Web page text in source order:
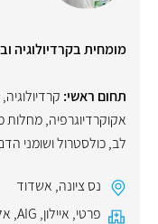
מומחית בקרדיולוגיה
תחום ראשי: קרדיולוגיה,
אקוקרדיוגרפיה,מחלות
לב,כולסטרול ושומני
נס ציונה, אשדוד
פרטי, איילון,
AIG
,